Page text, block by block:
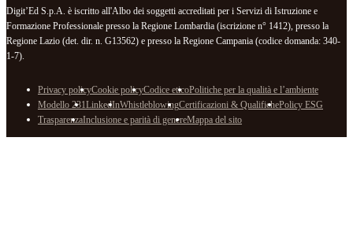
Digit’Ed S.p.A. è iscritto all'Albo dei soggetti accreditati per i Servizi di Istruzione e
Formazione Professionale presso la Regione Lombardia (iscrizione n° 1412), presso la
Regione Lazio (det. dir. n. G13562) e presso la Regione Campania (codice domanda: 340-
1-7).
Privacy policyCookie policyCodice eticoPolitiche per la qualità e l’ambiente
Modello 231LinkedInWhistleblowingCertificazioni & QualifichePolicy ESG
TrasparenzaInclusione e parità di genereMappa del sito